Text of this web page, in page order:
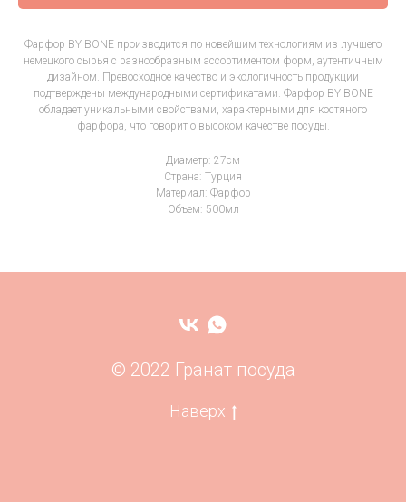
Фарфор BY BONE производится по новейшим технологиям из лучшего
немецкого сырья с разнообразным ассортиментом форм, аутентичным
дизайном. Превосходное качество и экологичность продукции
подтверждены международными сертификатами. Фарфор BY BONE
обладает уникальными свойствами, характерными для костяного
фарфора, что говорит о высоком качестве посуды.
Диаметр: 27см
Страна: Турция
Материал: Фарфор
Объем: 500мл
© 2022 Гранат посуда
Наверх